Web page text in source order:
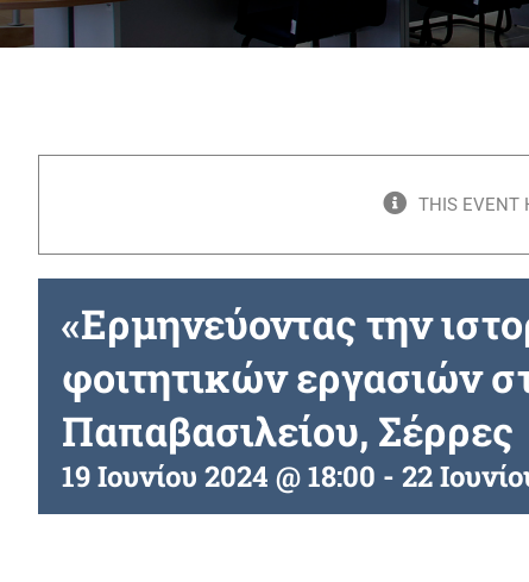
THIS EVENT
«Ερμηνεύοντας την
φοιτητικών εργασιών
Παπαβασιλείου, Σέρρες
19 Ιουνίου 2024 @ 18:00 - 22